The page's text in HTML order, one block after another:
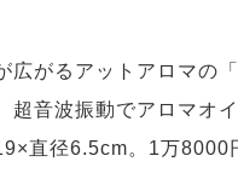
広がるアットアロマの
超音波振動でアロマオ
直径6.5cm。1万8000